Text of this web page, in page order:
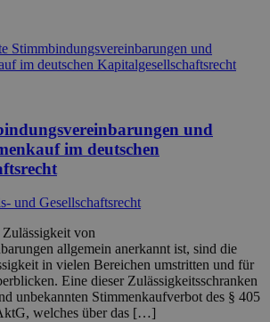
und
im deutschen
und Gesellschaftsrecht
von
allgemein anerkannt ist, sind die
in vielen Bereichen umstritten und für
Eine dieser Zulässigkeitsschranken
unbekannten Stimmenkaufverbot des § 405
welches über das […]